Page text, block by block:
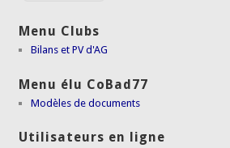
Menu Clubs
Bilans et PV d'AG
Menu élu CoBad77
Modèles de documents
Utilisateurs en ligne